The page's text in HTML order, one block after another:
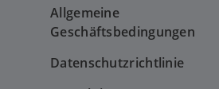
Allgemeine
Geschäftsbedingungen
Datenschutzrichtlinie